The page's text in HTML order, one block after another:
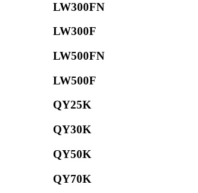
LW300FN
LW300F
LW500FN
LW500F
QY25K
QY30K
QY50K
QY70K